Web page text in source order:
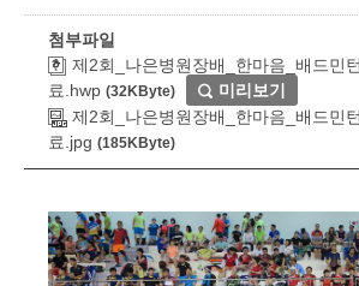
첨부파일
제2회_나은병원장배_한마음_배드민
료.hwp (32KByte)
미리보기
제2회_나은병원장배_한마음_배드민
료.jpg (185KByte)